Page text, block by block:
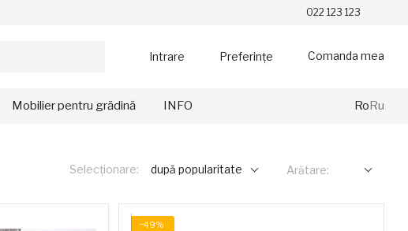
022 123 123
Intrare Preferințe Comanda mea
Mobilier pentru grădină INFO RoRu
Selecționare: după popularitate Arătare:
−49%